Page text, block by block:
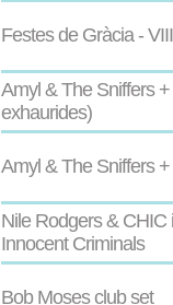
Festes de Gràcia -
Amyl & The Sniffers
exhaurides)
Amyl & The Sniffers
Nile Rodgers &
Innocent Criminals
Bob Moses club set